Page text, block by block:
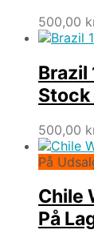
500,00
Brazil
Stock
500,00
På
Chile
På